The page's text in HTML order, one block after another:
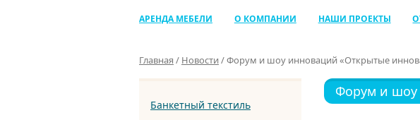
АРЕНДА МЕБЕЛИ О КОМПАНИИ НАШИ ПРОЕКТЫ
Главная / Новости/Форум и шоу инноваций «Открытые
Банкетный текстиль
Форум и шоу